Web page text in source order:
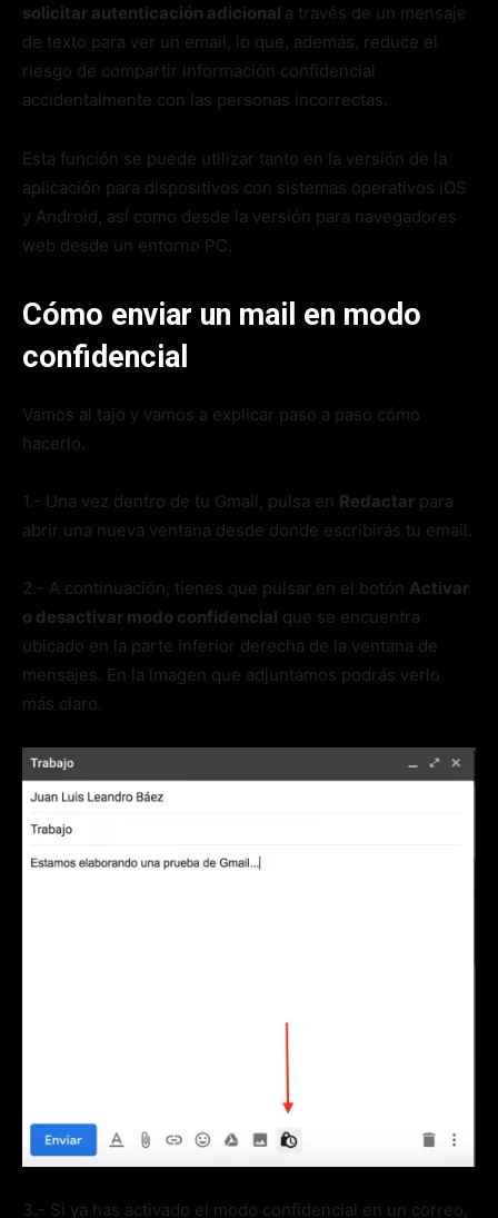
solicitar autenticación adicional a través de un mensaje
de texto para ver un email, lo que, además, reduce el
riesgo de compartir información confidencial
accidentalmente con las personas incorrectas.
Esta función se puede utilizar tanto en la versión de la
aplicación para dispositivos con sistemas operativos iOS
y Android, así como desde la versión para navegadores
web desde un entorno PC.
Cómo enviar un mail en modo
confidencial
Vamos al tajo y vamos a explicar paso a paso cómo
hacerlo.
1.- Una vez dentro de tu Gmail, pulsa en Redactar para
abrir una nueva ventana desde donde escribirás tu email.
2.- A continuación, tienes que pulsar en el botón Activar
o desactivar modo confidencial que se encuentra
ubicado en la parte inferior derecha de la ventana de
mensajes. En la imagen que adjuntamos podrás verlo
más claro.
3.- Si ya has activado el modo confidencial en un correo,